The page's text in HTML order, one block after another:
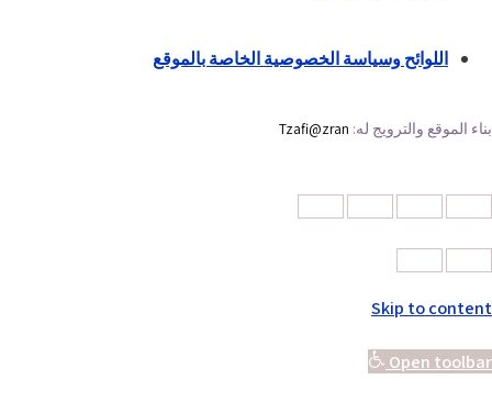
اللوائح وسياسة الخصوصية الخاصة بالموقع
بناء الموقع والترويج له: Tzafi@zran
Skip to content
Open toolbar